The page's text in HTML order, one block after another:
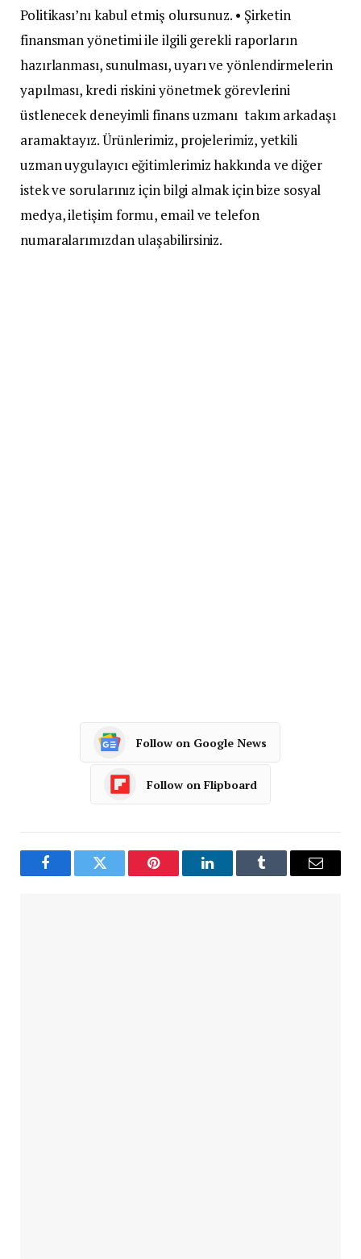
Politikası’nı kabul etmiş olursunuz. • Şirketin
finansman yönetimi ile ilgili gerekli raporların
hazırlanması, sunulması, uyarı ve yönlendirmelerin
yapılması, kredi riskini yönetmek görevlerini
üstlenecek deneyimli finans uzmanı takım arkadaşı
aramaktayız. Ürünlerimiz, projelerimiz, yetkili
uzman uygulayıcı eğitimlerimiz hakkında ve diğer
istek ve sorularınız için bilgi almak için bize sosyal
medya, iletişim formu, email ve telefon
numaralarımızdan ulaşabilirsiniz.
Follow on Google News
Follow on Flipboard
FacebookTwitter Pinterest LinkedInTumblr Email